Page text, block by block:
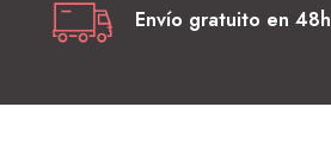
Envío gratuito en 48h